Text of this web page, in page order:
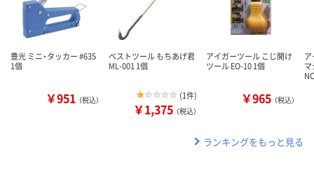
豊光 ミニ・タッカー #635
1個
￥951 （税込）
ベストツール もちあげ君
ML-001 1個
(1件)
￥1,375 （税込）
アイガーツール こじ開け
ツール EO-10 1個
￥965 （税込）
ランキングをもっと見る